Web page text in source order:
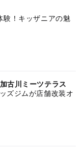
ーよクーポンで駐
トご購入者、または
たでもご観覧いただ
バーガー
験！キッザニアの魅
古川ミーツテラス
ズジムが店舗改装オ